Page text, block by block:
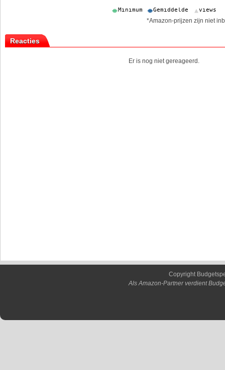
*Amazon-prijzen zijn niet
Reacties
Er is nog niet gereageerd.
Copyright
Als Amazon-Partner verdient